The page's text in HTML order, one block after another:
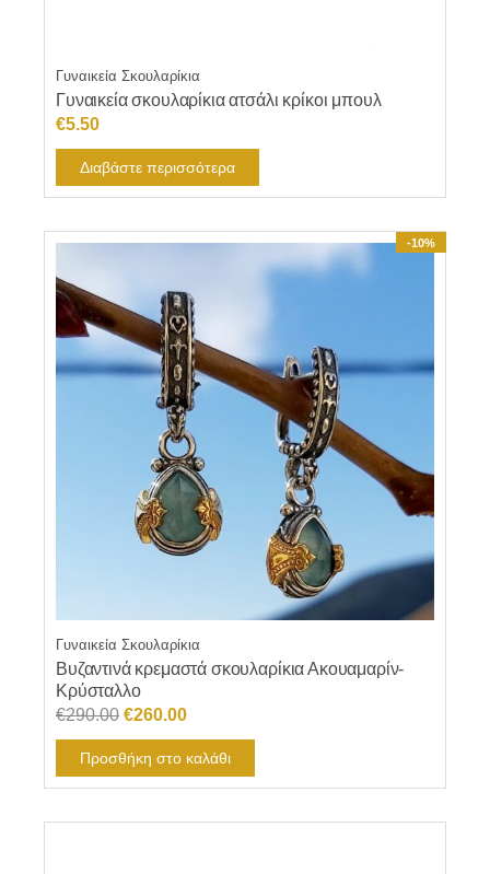
Γυναικεία Σκουλαρίκια
Γυναικεία σκουλαρίκια ατσάλι κρίκοι μπουλ
€5.50
Διαβάστε περισσότερα
-10%
Γυναικεία Σκουλαρίκια
Βυζαντινά κρεμαστά σκουλαρίκια Ακουαμαρίν-
Κρύσταλλο
€290.00 Original
price
was:
€290.00.
€260.00Η
τρέχουσα
τιμή
είναι:
€260.00.
Προσθήκη στο καλάθι